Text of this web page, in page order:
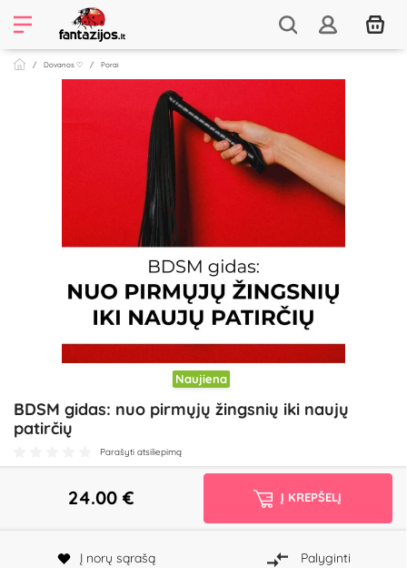
Dovanos ♡ Porai
Naujiena
BDSM gidas: nuo pirmųjų žingsnių iki naujų
patirčių
Parašyti atsiliepimą
24.00 € Į KREPŠELĮ
Į norų sąrašą Palyginti